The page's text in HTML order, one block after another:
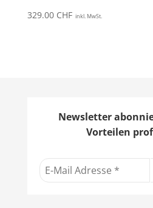
329.00 CHF inkl. MwSt.
Newsletter
Vorteilen